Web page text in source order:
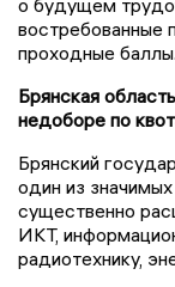
востребованные
проходные баллы.
Брянская
недоборе по
Брянский
один из
существенно
ИКТ,
радиотехнику,